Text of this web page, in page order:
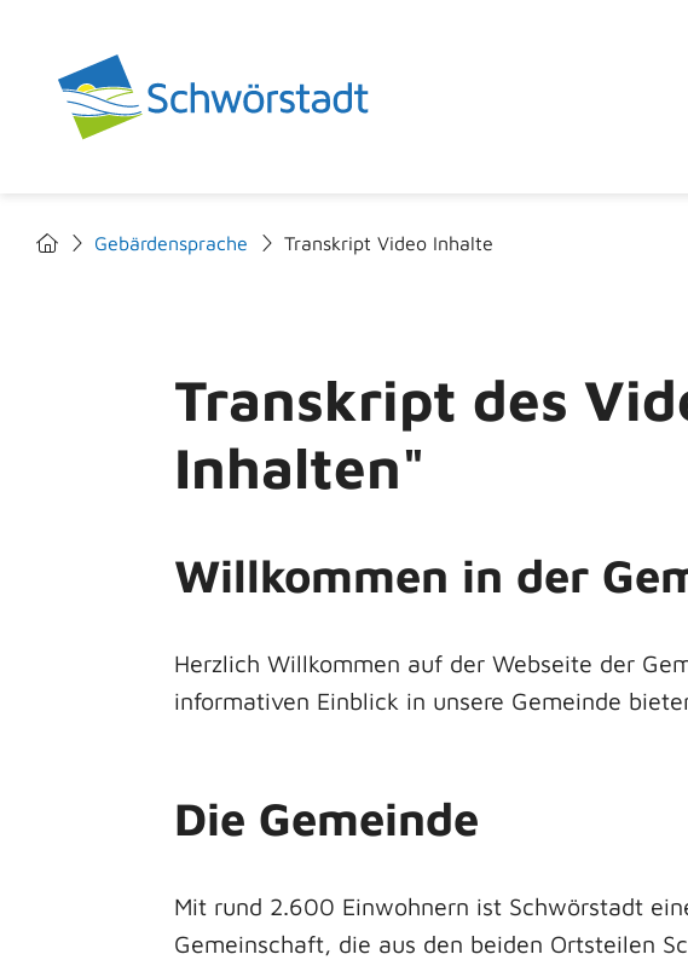
Gebärdensprache Transkript Video Inhalte
Transkript des
Inhalten"
Willkommen in der
Herzlich Willkommen auf der Webseite der
informativen Einblick in unsere Gemeinde
Die Gemeinde
Mit rund 2.600 Einwohnern ist Schwörstadt
Gemeinschaft, die aus den beiden Ortsteilen